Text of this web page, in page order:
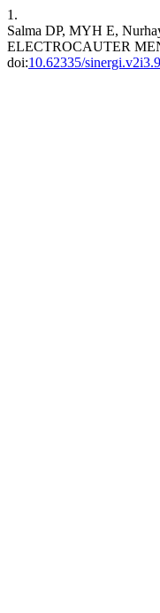
1.
Salma DP, MYH E,
ELECTROCAUTER
doi:10.62335/